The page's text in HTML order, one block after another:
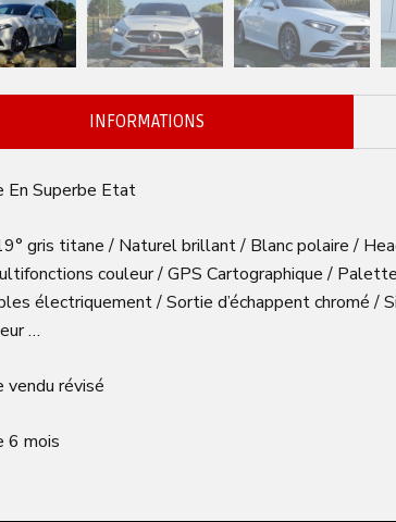
INFORMATIONS
En Superbe Etat
gris titane / Naturel brillant / Blanc polaire /
couleur / GPS Cartographique /
électriquement / Sortie d’échappent chromé /
…
vendu révisé
6 mois